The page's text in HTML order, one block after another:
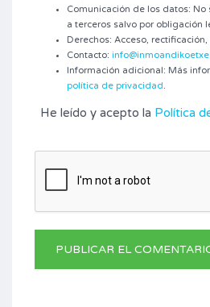
Comunicación de los datos:
a terceros salvo por obligación
Derechos: Acceso,
Contacto:
Información adicional: Más
política de privacidad.
He leído y acepto la Política